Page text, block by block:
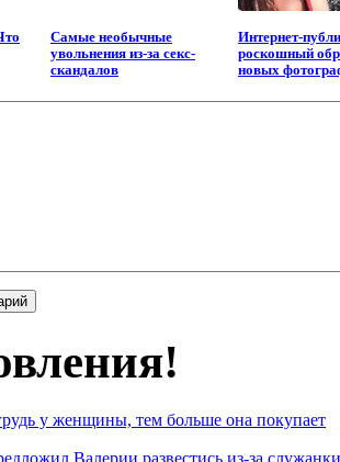
Самые необычные
увольнения из-за секс-
скандалов
Интернет-
роскошный
новых
у женщины, тем больше она покупает
Валерии развестись из-за